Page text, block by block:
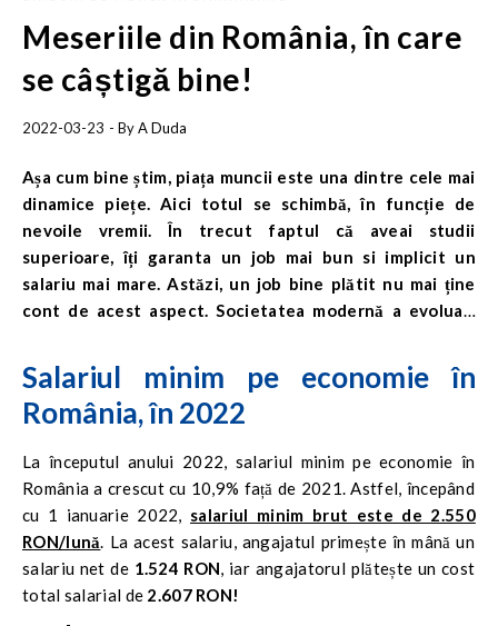
Meseriile din România, în care
se câștigă bine!
2022-03-23 - ByA Duda
Așa cum bine știm, piața muncii este una dintre cele mai
dinamice piețe. Aici totul se schimbă, în funcție de
nevoile vremii. În trecut faptul că aveai studii
superioare, îți garanta un job mai bun si implicit un
salariu mai mare. Astăzi, un job bine plătit nu mai ține
cont de acest aspect. Societatea modernă a evoluat,
a determinat ca anumite meserii în care nu ai nevoie de
studii superioare și care se bazează doar pe abilitățile și
hobby-urile fiecăruia, au ajuns să fie unele dintre cele
România, în care se câștigă bine? Află mai multe în
cadrul articolului.
Salariul minim pe economie în
România, în 2022
La începutul anului 2022, salariul minim pe economie în
România a crescut cu 10,9% față de 2021. Astfel, începând
cu 1 ianuarie 2022, salariul minim brut este de 2.550
RON/lună. La acest salariu, angajatul primește în mână un
salariu net de 1.524 RON, iar angajatorul plătește un cost
total salarial de 2.607 RON!